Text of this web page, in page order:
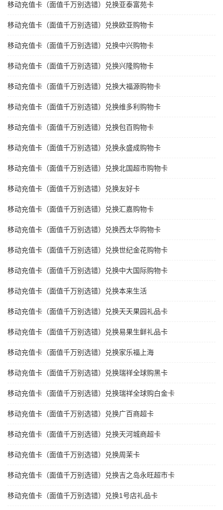
移动充值卡（面值千万别选错）兑换亚泰富苑卡
移动充值卡（面值千万别选错）兑换欧亚购物卡
移动充值卡（面值千万别选错）兑换中兴购物卡
移动充值卡（面值千万别选错）兑换兴隆购物卡
移动充值卡（面值千万别选错）兑换大福源购物卡
移动充值卡（面值千万别选错）兑换维多利购物卡
移动充值卡（面值千万别选错）兑换包百购物卡
移动充值卡（面值千万别选错）兑换永盛成购物卡
移动充值卡（面值千万别选错）兑换北国超市购物卡
移动充值卡（面值千万别选错）兑换友好卡
移动充值卡（面值千万别选错）兑换汇嘉购物卡
移动充值卡（面值千万别选错）兑换西太华购物卡
移动充值卡（面值千万别选错）兑换世纪金花购物卡
移动充值卡（面值千万别选错）兑换中大国际购物卡
移动充值卡（面值千万别选错）兑换本来生活
移动充值卡（面值千万别选错）兑换天天果园礼品卡
移动充值卡（面值千万别选错）兑换易果生鲜礼品卡
移动充值卡（面值千万别选错）兑换家乐福上海
移动充值卡（面值千万别选错）兑换瑞祥全球购黑卡
移动充值卡（面值千万别选错）兑换瑞祥全球购白金卡
移动充值卡（面值千万别选错）兑换广百商超卡
移动充值卡（面值千万别选错）兑换天河城商超卡
移动充值卡（面值千万别选错）兑换周茉卡
移动充值卡（面值千万别选错）兑换吉之岛永旺超市卡
移动充值卡（面值千万别选错）兑换1号店礼品卡